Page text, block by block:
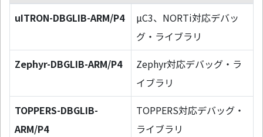
uITRON-DBGLIB-ARM/P4
µC3、NORTi対応デバッ
グ・ライブラリ
Zephyr-DBGLIB-ARM/P4
Zephyr対応デバッグ・ラ
イブラリ
TOPPERS-DBGLIB-
ARM/P4
TOPPERS対応デバッグ・
ライブラリ